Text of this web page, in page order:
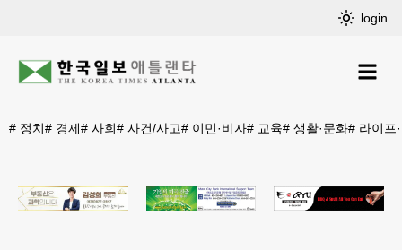
login
# 정치# 경제# 사회# 사건/사고# 이민·비자# 교육# 생활·문화# 라이프